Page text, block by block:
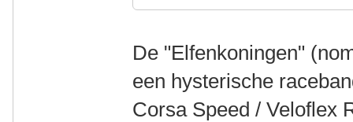
De "Elfenkoningen"
een hysterische
Corsa Speed / Veloflex